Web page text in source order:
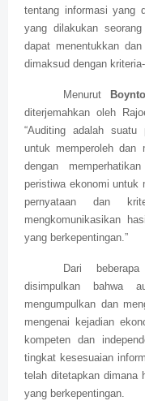
tentang informasi yang
yang dilakukan
dapat menentukkan
dimaksud dengan
Menurut
diterjemahkan oleh
“Auditing adalah
untuk memperoleh dan
dengan
peristiwa ekonomi untuk
pernyataan dan
mengkomunikasikan
yang berkepentingan.”
Dari
disimpulkan bahwa
mengumpulkan dan
mengenai kejadian
kompeten dan
tingkat kesesuaian
telah ditetapkan dimana
yang berkepentingan.